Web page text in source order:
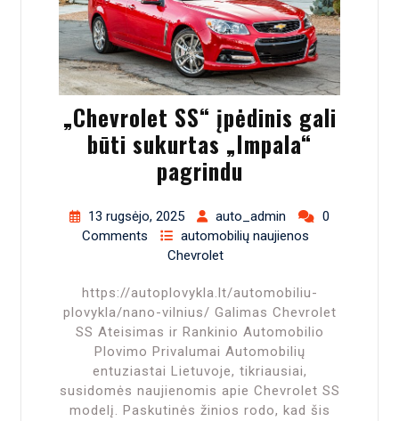
„Chevrolet SS“ įpėdinis gali
būti sukurtas „Impala“
pagrindu
13 rugsėjo, 2025 auto_admin
0
Comments
automobilių naujienos
Chevrolet
https://autoplovykla.lt/automobiliu-
plovykla/nano-vilnius/ Galimas Chevrolet
SS Ateisimas ir Rankinio Automobilio
Plovimo Privalumai Automobilių
entuziastai Lietuvoje, tikriausiai,
susidomės naujienomis apie Chevrolet SS
modelį. Paskutinės žinios rodo, kad šis